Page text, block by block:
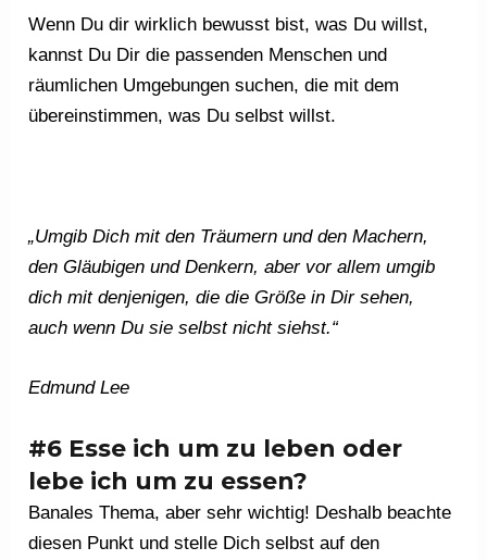
Wenn Du dir wirklich bewusst bist, was Du willst,
kannst Du Dir die passenden Menschen und
räumlichen Umgebungen suchen, die mit dem
übereinstimmen, was Du selbst willst.
„Umgib Dich mit den Träumern und den Machern,
den Gläubigen und Denkern, aber vor allem umgib
dich mit denjenigen, die die Größe in Dir sehen,
auch wenn Du sie selbst nicht siehst.“
Edmund Lee
#6 Esse ich um zu leben oder
lebe ich um zu essen?
Banales Thema, aber sehr wichtig! Deshalb beachte
diesen Punkt und stelle Dich selbst auf den